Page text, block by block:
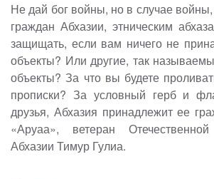
Не дай бог войны, но в случае войны,
граждан Абхазии, этническим
защищать, если вам ничего не
объекты? Или другие, так
объекты? За что вы будете
прописки? За условный герб и
друзья, Абхазия принадлежит ее
«Аруаа», ветеран
Абхазии Тимур Гулиа.​